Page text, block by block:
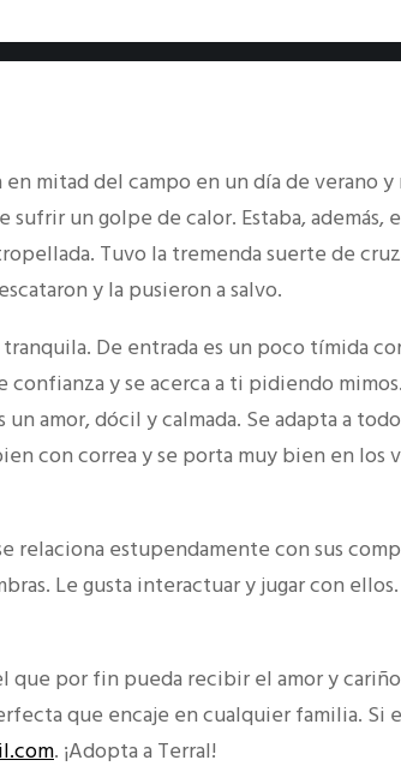
mitad del campo en un día de verano y
un golpe de calor. Estaba, además,
Tuvo la tremenda suerte de
y la pusieron a salvo.
De entrada es un poco tímida
y se acerca a ti pidiendo
amor, dócil y calmada. Se adapta a
con correa y se porta muy bien en los
relaciona estupendamente con sus
Le gusta interactuar y jugar con
que por fin pueda recibir el amor y
que encaje en cualquier familia. Si
. ¡Adopta a Terral!